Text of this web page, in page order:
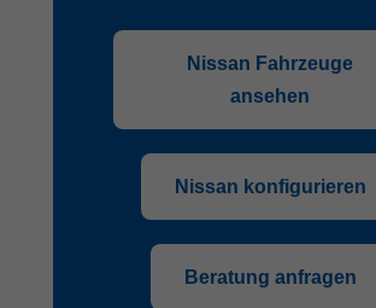
Nissan Fahrzeuge
ansehen
Nissan konfigurieren
Beratung anfragen